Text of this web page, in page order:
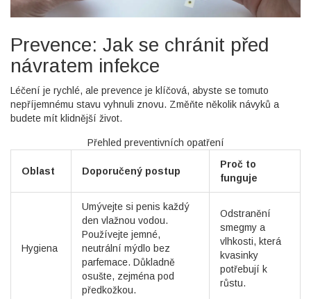
Prevence: Jak se chránit před
návratem infekce
Léčení je rychlé, ale prevence je klíčová, abyste se tomuto
nepříjemnému stavu vyhnuli znovu. Změňte několik návyků a
budete mít klidnější život.
Přehled preventivních opatření
Oblast Doporučený postup
Proč to
funguje
Hygiena
Umývejte si penis každý
den vlažnou vodou.
Používejte jemné,
neutrální mýdlo bez
parfemace. Důkladně
osušte, zejména pod
předkožkou.
Odstranění
smegmy a
vlhkosti, která
kvasinky
potřebují k
růstu.